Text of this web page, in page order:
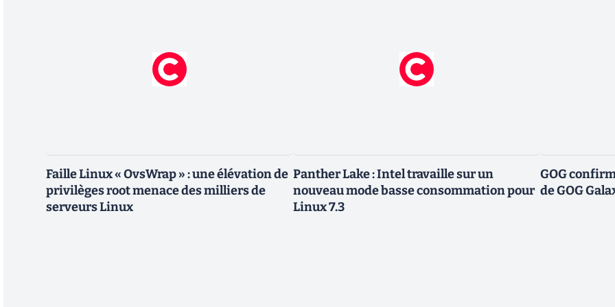
Faille Linux « OvsWrap » : une élévation de
privilèges root menace des milliers de
serveurs Linux
Panther Lake : Intel travaille sur un
nouveau mode basse consommation pour
Linux 7.3
GOG
de GOG